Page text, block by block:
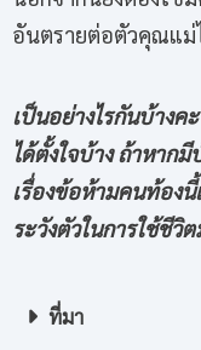
อันตรายต่อตัวคุณแม่
เป็นอย่างไรกันบ้างค
ได้ตั้งใจบ้าง ถ้าหาก
เรื่องข้อห้ามคนท้อง
ระวังตัวในการใช้ชีวิ
ที่มา